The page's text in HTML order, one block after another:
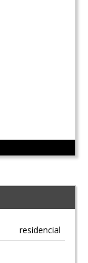
residencial